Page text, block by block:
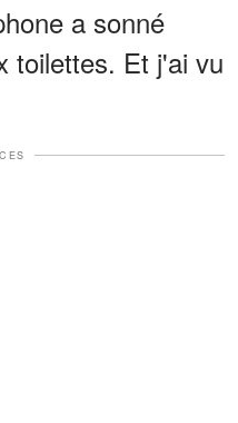
a sonné
toilettes. Et j'ai vu